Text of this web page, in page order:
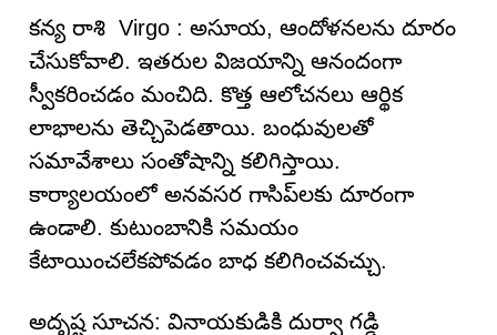
కన్య రాశి Virgo : అసూయ, ఆందోళనలను దూరం
చేసుకోవాలి. ఇతరుల విజయాన్ని ఆనందంగా
స్వీకరించడం మంచిది. కొత్త ఆలోచనలు ఆర్థిక
లాభాలను తెచ్చిపెడతాయి. బంధువులతో
సమావేశాలు సంతోషాన్ని కలిగిస్తాయి.
కార్యాలయంలో అనవసర గాసిప్‌లకు దూరంగా
ఉండాలి. కుటుంబానికి సమయం
కేటాయించలేకపోవడం బాధ కలిగించవచ్చు.
అదృష్ట సూచన: వినాయకుడికి దుర్వా గడ్డి